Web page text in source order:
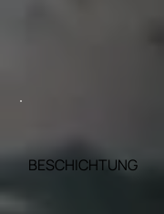
BESCHICHTUNG